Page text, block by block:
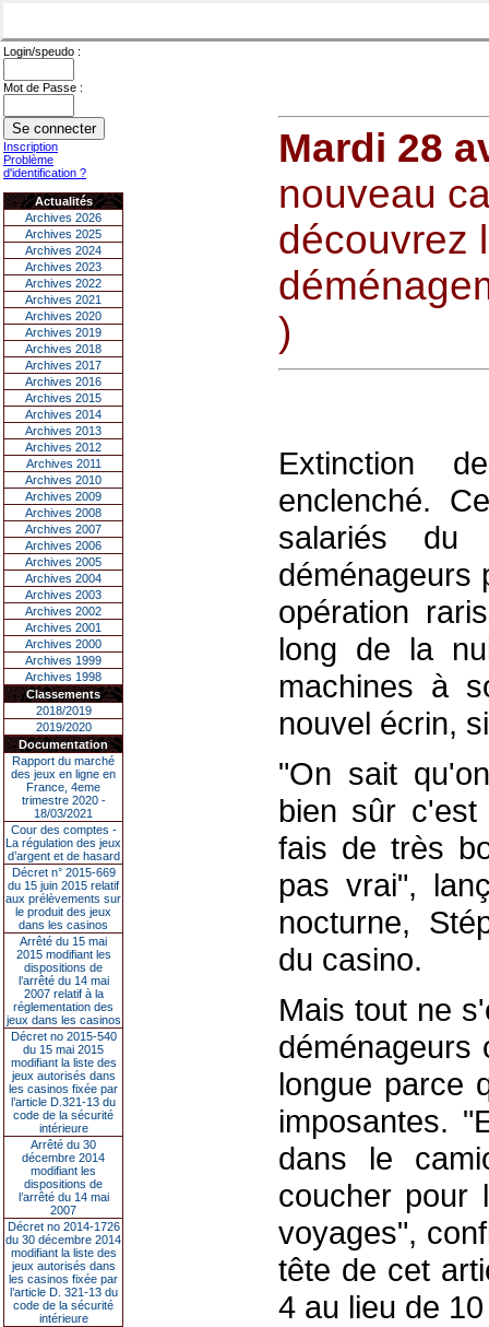
Login/speudo :
Mot de Passe :
Inscription
Problème
d'identification ?
Actualités
Archives 2026
Archives 2025
Archives 2024
Archives 2023
Archives 2022
Archives 2021
Archives 2020
Archives 2019
Archives 2018
Archives 2017
Archives 2016
Archives 2015
Archives 2014
Archives 2013
Archives 2012
Archives 2011
Archives 2010
Archives 2009
Archives 2008
Archives 2007
Archives 2006
Archives 2005
Archives 2004
Archives 2003
Archives 2002
Archives 2001
Archives 2000
Archives 1999
Archives 1998
Classements
2018/2019
2019/2020
Documentation
Rapport du marché
des jeux en ligne en
France, 4eme
trimestre 2020 -
18/03/2021
Cour des comptes -
La régulation des jeux
d’argent et de hasard
Décret n° 2015-669
du 15 juin 2015 relatif
aux prélèvements sur
le produit des jeux
dans les casinos
Arrêté du 15 mai
2015 modifiant les
dispositions de
l’arrêté du 14 mai
2007 relatif à la
réglementation des
jeux dans les casinos
Décret no 2015-540
du 15 mai 2015
modifiant la liste des
jeux autorisés dans
les casinos fixée par
l’article D.321-13 du
code de la sécurité
intérieure
Arrêté du 30
décembre 2014
modifiant les
dispositions de
l’arrêté du 14 mai
2007
Décret no 2014-1726
du 30 décembre 2014
modifiant la liste des
jeux autorisés dans
les casinos fixée par
l’article D. 321-13 du
code de la sécurité
intérieure
Mardi 28
nouveau
découvrez
)
Extinction
enclenché.
salariés
déménageurs
opération
long de la
machines à
nouvel écrin,
"On sait
bien sûr
fais de très
pas vrai",
nocturne,
du casino.
Mais tout ne
déménageurs
longue parce
imposantes.
dans le
coucher pour
voyages",
tête de cet
4 au lieu de